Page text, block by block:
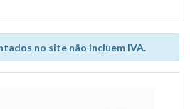
no site não incluem IVA.